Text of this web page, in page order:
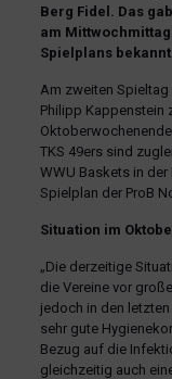
Berg Fidel. Das
am
Spielplans bekannt.
Am zweiten
Philipp Kappenstein
TKS 49ers sind
WWU Baskets in
Spielplan der ProB
Situation im
„Die derzeitige
die Vereine vor
jedoch in den
sehr gute
Bezug auf die
gleichzeitig auch